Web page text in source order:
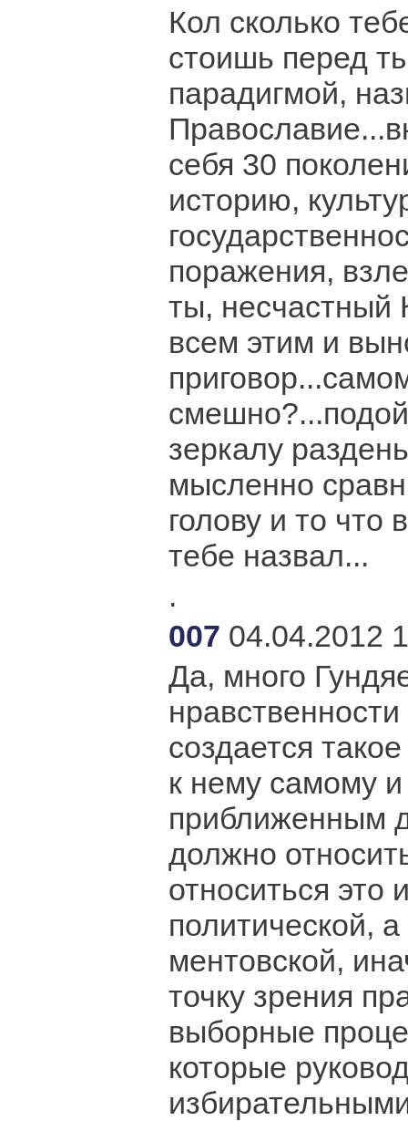
Кол сколько
стоишь перед
парадигмой,
себя 30
историю,
поражения,
ты, несчастный
всем этим и
зеркалу
мысленно
голову и то что
тебе назвал...
.
007 04.04.2012
Да, много
создается
к нему самому
приближенным
должно
относиться это
политической,
ментовской,
точку зрения
выборные
которые